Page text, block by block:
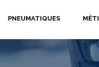
PNEUMATIQUES